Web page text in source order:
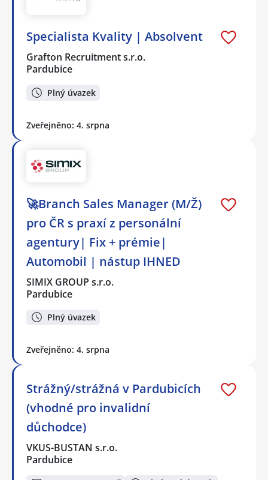
Specialista Kvality | Absolvent
Grafton Recruitment s.r.o.
Pardubice
Plný úvazek
Zveřejněno: 4. srpna
🚀Branch Sales Manager (M/Ž)
pro ČR s praxí z personální
agentury| Fix + prémie|
Automobil | nástup IHNED
SIMIX GROUP s.r.o.
Pardubice
Plný úvazek
Zveřejněno: 4. srpna
Strážný/strážná v Pardubicích
(vhodné pro invalidní
důchodce)
VKUS-BUSTAN s.r.o.
Pardubice